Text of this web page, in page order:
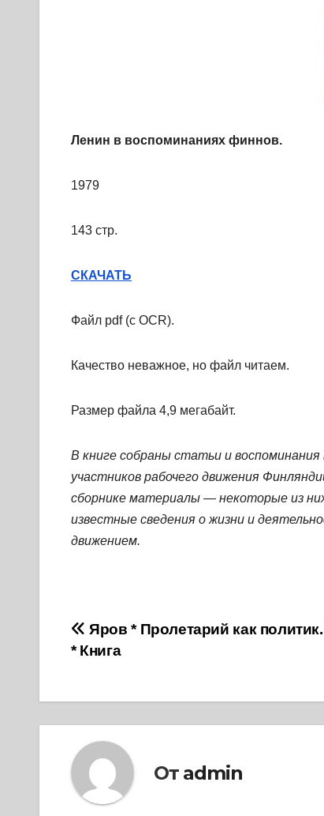
Ленин в воспоминаниях финнов.
1979
143 стр.
СКАЧАТЬ
Файл pdf (с OCR).
Качество неважное, но файл читаем.
Размер файла 4,9 мегабайт.
В книге собраны статьи и
участников рабочего движения
сборнике материалы — некоторые из
известные сведения о жизни и
движением.
Навигация
записям
Яров * Пролетарий как
* Книга
От admin